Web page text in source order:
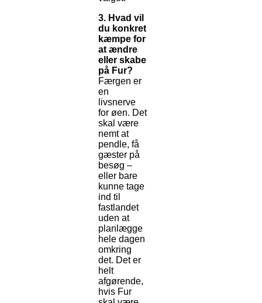
3. Hvad vil
du konkret
kæmpe for
at ændre
eller skabe
på Fur?
Færgen er
en
livsnerve
for øen. Det
skal være
nemt at
pendle, få
gæster på
besøg –
eller bare
kunne tage
ind til
fastlandet
uden at
planlægge
hele dagen
omkring
det. Det er
helt
afgørende,
hvis Fur